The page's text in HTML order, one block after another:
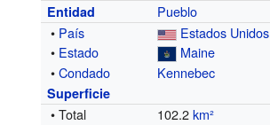
Entidad
Pueblo
• País
Estados Unidos
• Estado
Maine
•Condado Kennebec
Superficie
• Total 102.2km²